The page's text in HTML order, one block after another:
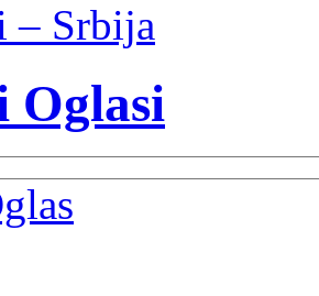
– Srbija
Oglasi